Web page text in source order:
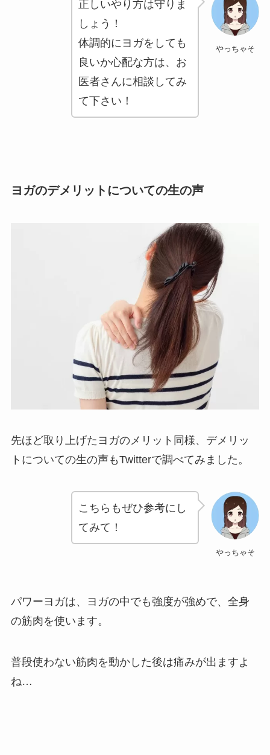
やっちゃそ
正しいやり方は守りま
しょう！
体調的にヨガをしても
良いか心配な方は、お
医者さんに相談してみ
て下さい！
ヨガのデメリットについての生の声
先ほど取り上げたヨガのメリット同様、デメリッ
トについての生の声もTwitterで調べてみました。
やっちゃそ
こちらもぜひ参考にし
てみて！
パワーヨガは、ヨガの中でも強度が強めで、全身
の筋肉を使います。
普段使わない筋肉を動かした後は痛みが出ますよ
ね…